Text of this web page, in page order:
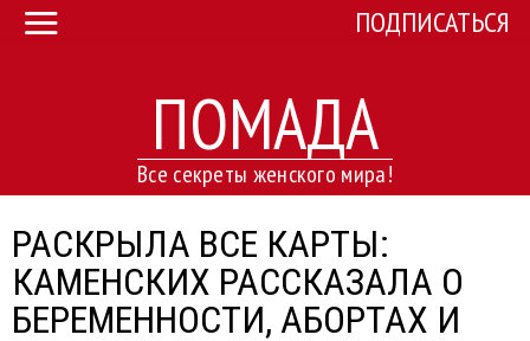
ПОМАДА
Все секреты женского мира!
ПОДПИСАТЬСЯ
РАСКРЫЛА ВСЕ КАРТЫ:
КАМЕНСКИХ РАССКАЗАЛА О
БЕРЕМЕННОСТИ, АБОРТАХ И